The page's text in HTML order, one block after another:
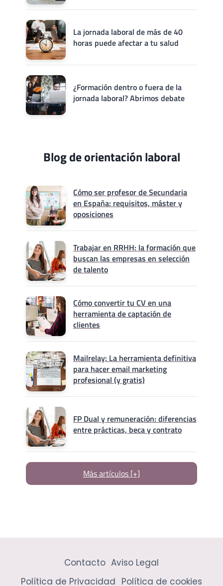
La jornada laboral de más de 40
horas puede afectar a tu salud
¿Formación dentro o fuera de la
jornada laboral? Abrimos debate
Blog de orientación laboral
Cómo ser profesor de Secundaria
en España: requisitos, máster y
oposiciones
Trabajar en RRHH: la formación que
buscan las empresas en selección
de talento
Cómo convertir tu CV en una
herramienta de captación de
clientes
Mailrelay: La herramienta definitiva
para hacer email marketing
profesional (y gratis)
FP Dual y remuneración: diferencias
entre prácticas, beca y contrato
Más artículos [+]
Contacto Aviso Legal
Política de Privacidad Política de cookies